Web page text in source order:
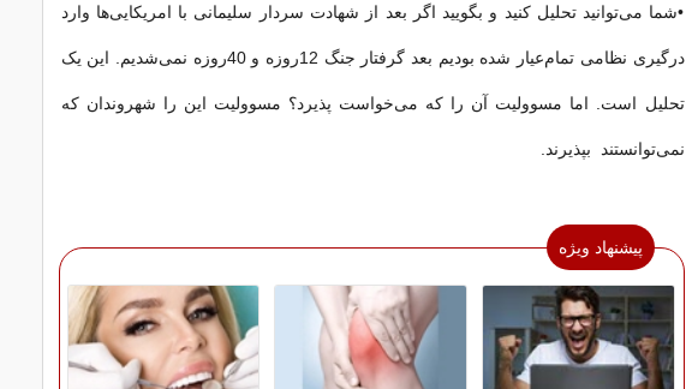
•شما می‌توانید تحلیل کنید و بگویید اگر بعد از شهادت سردار سلیمانی با امریکایی‌ها وارد
درگیری نظامی تمام‌عیار شده بودیم بعد گرفتار جنگ 12روزه و 40‌روزه نمی‌شدیم. این یک
تحلیل است. اما مسوولیت آن را که می‌خواست پذیرد؟ مسوولیت این را شهروندان که
نمی‌توانستند بپذیرند.
پیشنهاد ویژه